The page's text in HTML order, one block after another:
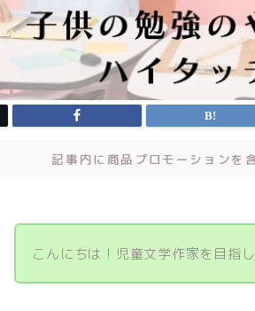
記事内に商品プロモーションを
こんにちは！児童文学作家を目指